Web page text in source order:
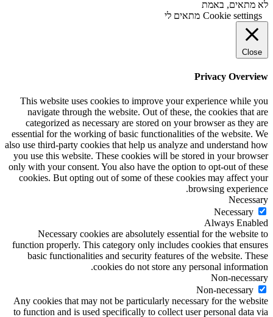
לא מתאים, באמת
Cookie settings מתאים לי
Close
Privacy Overview
This website uses cookies to improve your experience while you
navigate through the website. Out of these, the cookies that are
categorized as necessary are stored on your browser as they are
essential for the working of basic functionalities of the website. We
also use third-party cookies that help us analyze and understand how
you use this website. These cookies will be stored in your browser
only with your consent. You also have the option to opt-out of these
cookies. But opting out of some of these cookies may affect your
browsing experience.
Necessary
Necessary
Always Enabled
Necessary cookies are absolutely essential for the website to
function properly. This category only includes cookies that ensures
basic functionalities and security features of the website. These
cookies do not store any personal information.
Non-necessary
Non-necessary
Any cookies that may not be particularly necessary for the website
to function and is used specifically to collect user personal data via